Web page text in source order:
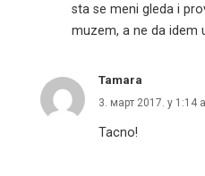
sta se meni gleda i
muzem, a ne da idem
Tamara
3. март 2017. у 1:14
Tacno!